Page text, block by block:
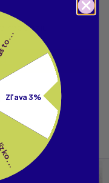
recenziu
to...
Zľava 3%